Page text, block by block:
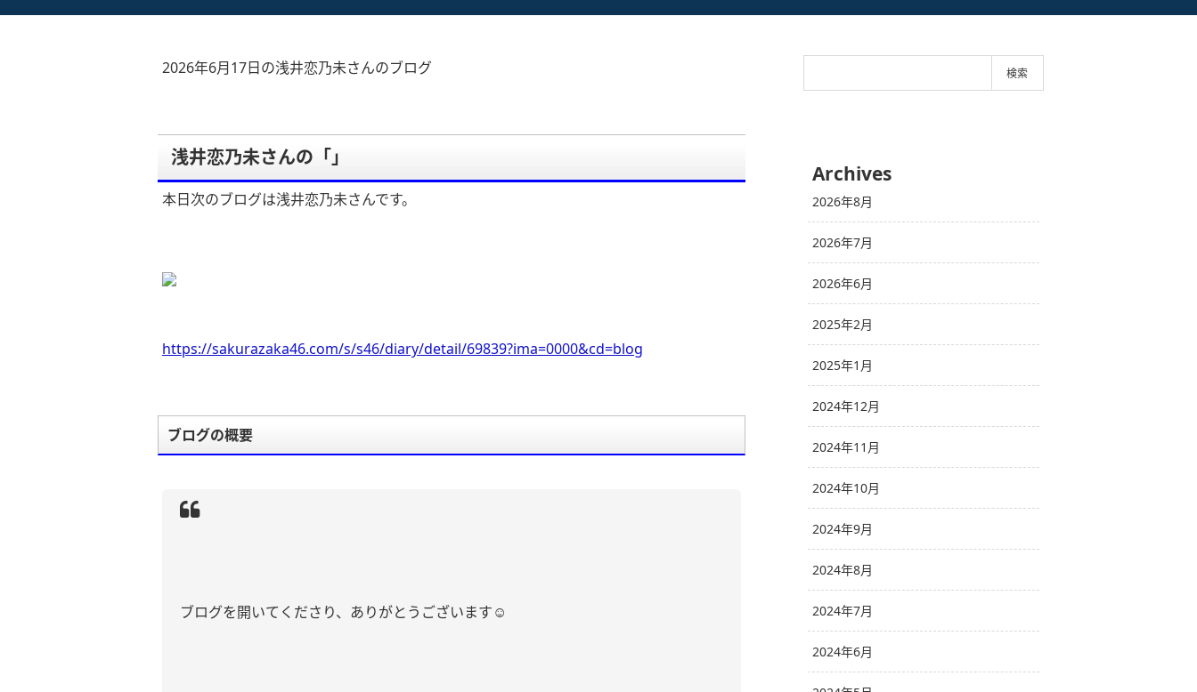
2026年6月17日の浅井恋乃未さんのブログ
浅井恋乃未さんの「」
本日次のブログは浅井恋乃未さんです。
https://sakurazaka46.com/s/s46/diary/detail/69839?ima=0000&cd=blog
ブログの概要
ブログを開いてくださり、ありがとうございます☺︎
Archives
2026年8月
2026年7月
2026年6月
2025年2月
2025年1月
2024年12月
2024年11月
2024年10月
2024年9月
2024年8月
2024年7月
2024年6月